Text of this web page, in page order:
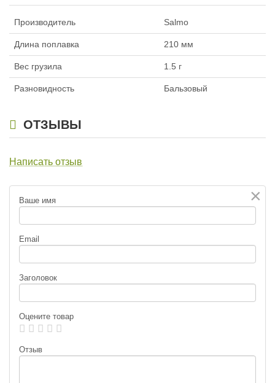
Производитель Salmo
Длина поплавка 210 мм
Вес грузила 1.5 г
Разновидность Бальзовый
ОТЗЫВЫ
Написать отзыв
×
Ваше имя
Email
Заголовок
Оцените товар
Отзыв